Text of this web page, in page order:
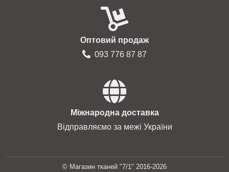
Оптовий продаж
093 776 87 87
Міжнародна доставка
Відправляємо за межі України
© Магазин тканей "7/1" 2016-2026